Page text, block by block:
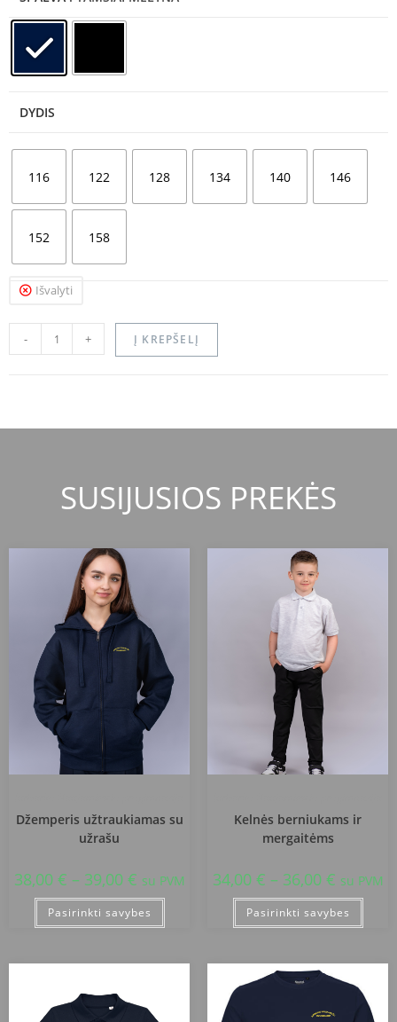
DYDIS
116 122 128 134 140 146
152 158
Išvalyti
- + Į KREPŠELĮ
SUSIJUSIOS PREKĖS
Džemperis užtraukiamas su
užrašu
38,00 € – 39,00 € su PVM
Pasirinkti savybes
Kelnės berniukams ir
mergaitėms
34,00 € – 36,00 € su PVM
Pasirinkti savybes